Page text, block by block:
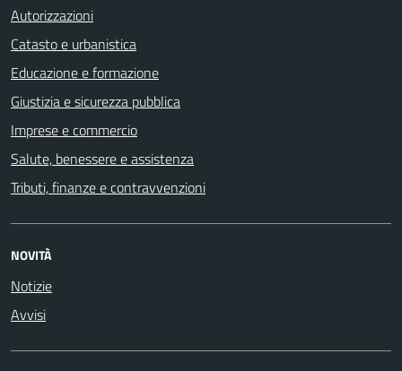
Autorizzazioni
Catasto e urbanistica
Educazione e formazione
Giustizia e sicurezza pubblica
Imprese e commercio
Salute, benessere e assistenza
Tributi, finanze e contravvenzioni
NOVITÀ
Notizie
Avvisi